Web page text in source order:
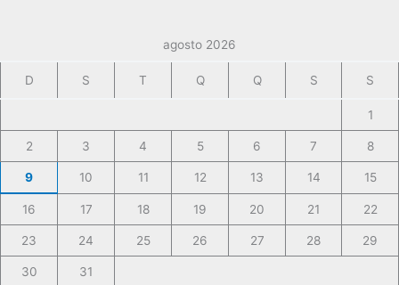
agosto 2026
D S T Q Q S S
1
2 3 4 5 6 7 8
9 10 11 12 13 14 15
16 17 18 19 20 21 22
23 24 25 26 27 28 29
30 31